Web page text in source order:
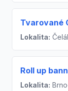
Tvarované
Lokalita:
Roll up
Lokalita: